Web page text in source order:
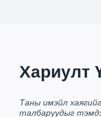
Хариулт
Таны имэйл
талбаруудыг